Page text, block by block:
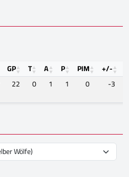
GP T A P PIM +/-
22 0 1 1 0 -3